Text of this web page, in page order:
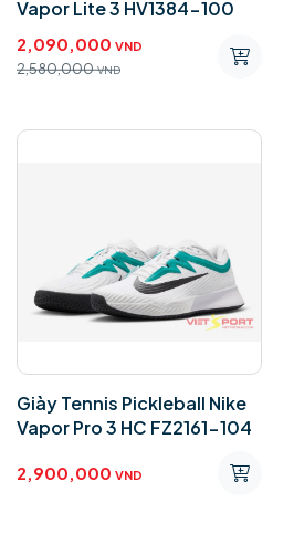
Vapor Lite 3 HV1384-100
2,090,000 VND
2,580,000 VND
Giày Tennis Pickleball Nike
Vapor Pro 3 HC FZ2161-104
2,900,000 VND